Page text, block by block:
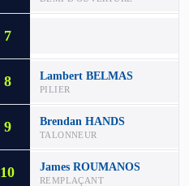
7
8 Lambert BELMAS
PILIER
9 Brendan HANDS
TALONNEUR
10 James ROUMANOS
REMPLAÇANT